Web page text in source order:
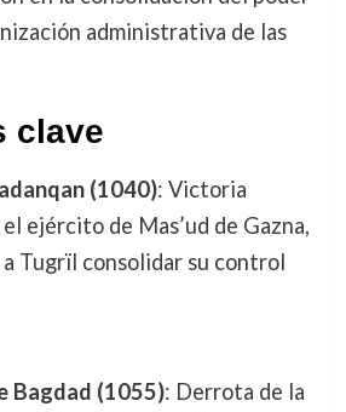
administrativa de las
clave
(1040): Victoria
ejército de Mas’ud de Gazna,
Tugrïl consolidar su control
Bagdad (1055): Derrota de la